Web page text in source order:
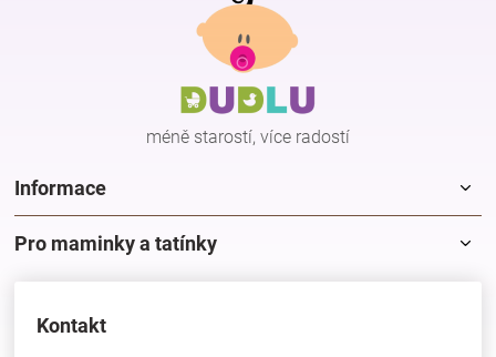
méně starostí, více radostí
Informace
Pro maminky a tatínky
Kontakt